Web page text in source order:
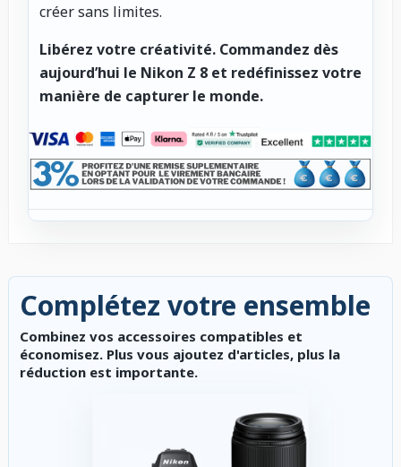
créer sans limites.
Libérez votre créativité. Commandez dès
aujourd’hui le Nikon Z 8 et redéfinissez votre
manière de capturer le monde.
Complétez votre ensemble
Combinez vos accessoires compatibles et
économisez. Plus vous ajoutez d'articles, plus la
réduction est importante.